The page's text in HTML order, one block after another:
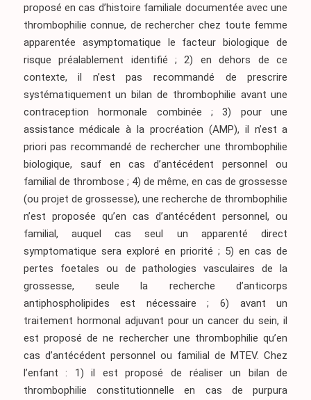
proposé en cas d’histoire familiale documentée avec une
thrombophilie connue, de rechercher chez toute femme
apparentée asymptomatique le facteur biologique de
risque préalablement identifié ; 2) en dehors de ce
contexte, il n’est pas recommandé de prescrire
systématiquement un bilan de thrombophilie avant une
contraception hormonale combinée ; 3) pour une
assistance médicale à la procréation (AMP), il n’est a
priori pas recommandé de rechercher une thrombophilie
biologique, sauf en cas d’antécédent personnel ou
familial de thrombose ; 4) de même, en cas de grossesse
(ou projet de grossesse), une recherche de thrombophilie
n’est proposée qu’en cas d’antécédent personnel, ou
familial, auquel cas seul un apparenté direct
symptomatique sera exploré en priorité ; 5) en cas de
pertes foetales ou de pathologies vasculaires de la
grossesse, seule la recherche d’anticorps
antiphospholipides est nécessaire ; 6) avant un
traitement hormonal adjuvant pour un cancer du sein, il
est proposé de ne rechercher une thrombophilie qu’en
cas d’antécédent personnel ou familial de MTEV. Chez
l’enfant : 1) il est proposé de réaliser un bilan de
thrombophilie constitutionnelle en cas de purpura